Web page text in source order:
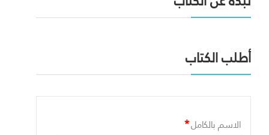
أطلب الكتاب
الاسم بالكامل*